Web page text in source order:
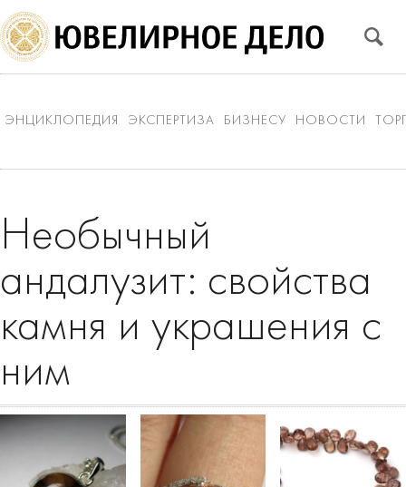
ЭНЦИКЛОПЕДИЯ ЭКСПЕРТИЗА БИЗНЕСУ НОВОСТИ
Необычный
андалузит: свойства
камня и украшения с
ним